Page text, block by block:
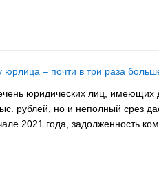
– почти в три раза
юридических лиц,
рублей, но и неполный срез
2021 года, задолженность